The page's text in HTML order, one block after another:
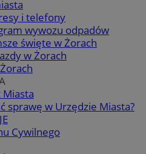
i telefony
wywozu odpadów
święte w Żorach
w Żorach
sprawę w Urzędzie Miasta?
Cywilnego